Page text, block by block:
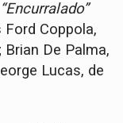
“Encurralado”
Coppola,
De Palma,
Lucas, de